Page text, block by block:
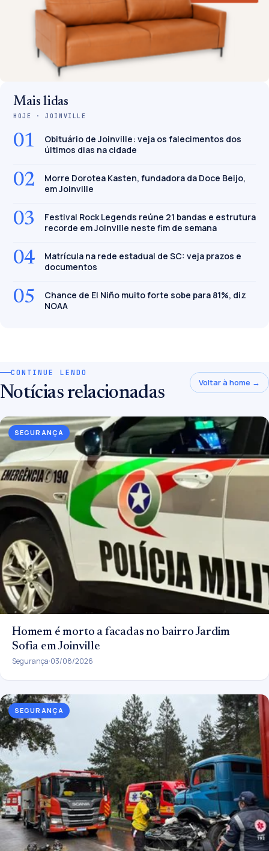
Mais lidas
HOJE · JOINVILLE
01
Obituário de Joinville: veja os falecimentos dos
últimos dias na cidade
02
Morre Dorotea Kasten, fundadora da Doce Beijo,
em Joinville
03
Festival Rock Legends reúne 21 bandas e estrutura
recorde em Joinville neste fim de semana
04
Matrícula na rede estadual de SC: veja prazos e
documentos
05
Chance de El Niño muito forte sobe para 81%, diz
NOAA
CONTINUE LENDO
Notícias relacionadas
Voltar à home →
SEGURANÇA
Homem é morto a facadas no bairro Jardim
Sofia em Joinville
Segurança 03/08/2026
SEGURANÇA